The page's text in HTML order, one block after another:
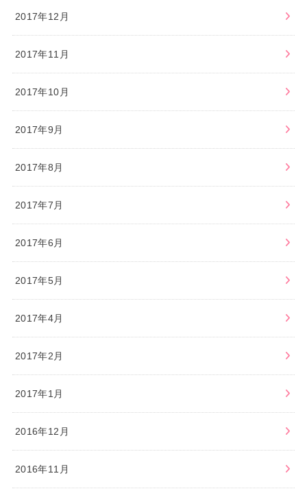
2017年12月
2017年11月
2017年10月
2017年9月
2017年8月
2017年7月
2017年6月
2017年5月
2017年4月
2017年2月
2017年1月
2016年12月
2016年11月